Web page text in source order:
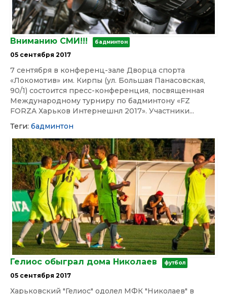
Вниманию СМИ!!! бадминтон
05 сентября 2017
7 сентября в конференц-зале Дворца спорта
«Локомотив» им. Кирпы (ул. Большая Панасовская,
90/1) состоится пресс-конференция, посвященная
Международному турниру по бадминтону «FZ
FORZA Харьков Интернешнл 2017». Участники...
Теги: бадминтон
Гелиос обыграл дома Николаев футбол
05 сентября 2017
Харьковский "Гелиос" одолел МФК "Николаев" в